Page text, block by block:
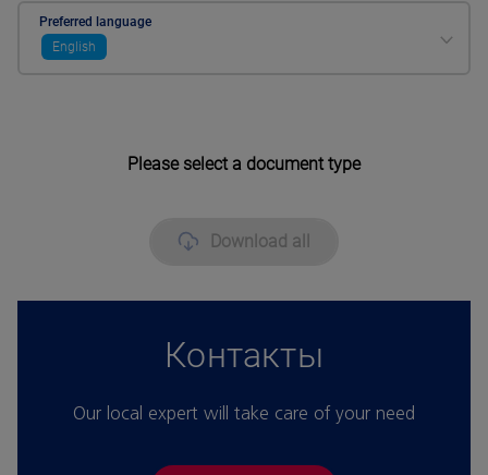
Preferred language
English
Please select a document type
Download all
Контакты
Our local expert will take care of your need